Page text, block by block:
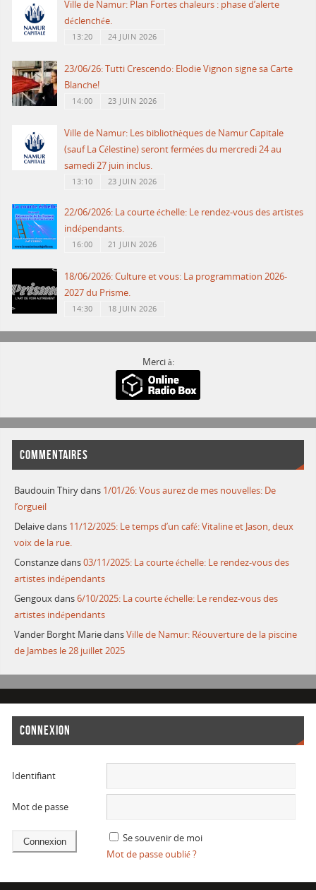
Ville de Namur: Plan Fortes chaleurs : phase d’alerte
déclenchée.
13:20 24 JUIN 2026
23/06/26: Tutti Crescendo: Elodie Vignon signe sa Carte
Blanche!
14:00 23 JUIN 2026
Ville de Namur: Les bibliothèques de Namur Capitale
(sauf La Célestine) seront fermées du mercredi 24 au
samedi 27 juin inclus.
13:10 23 JUIN 2026
22/06/2026: La courte échelle: Le rendez-vous des artistes
indépendants.
16:00 21 JUIN 2026
18/06/2026: Culture et vous: La programmation 2026-
2027 du Prisme.
14:30 18 JUIN 2026
Merci à:
COMMENTAIRES
Baudouin Thirydans 1/01/26: Vous aurez de mes nouvelles: De
l’orgueil
Delaivedans 11/12/2025: Le temps d’un café: Vitaline et Jason, deux
voix de la rue.
Constanzedans03/11/2025: La courte échelle: Le rendez-vous des
artistes indépendants
Gengouxdans6/10/2025: La courte échelle: Le rendez-vous des
artistes indépendants
Vander Borght MariedansVille de Namur: Réouverture de la piscine
de Jambes le 28 juillet 2025
CONNEXION
Identifiant
Mot de passe
Se souvenir de moi
Mot de passe oublié ?